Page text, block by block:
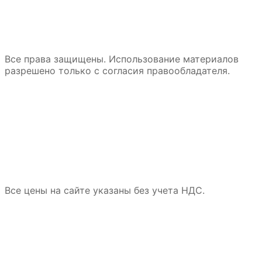
Все права защищены. Использование материалов
разрешено только с согласия правообладателя.
Все цены на сайте указаны без учета НДС.